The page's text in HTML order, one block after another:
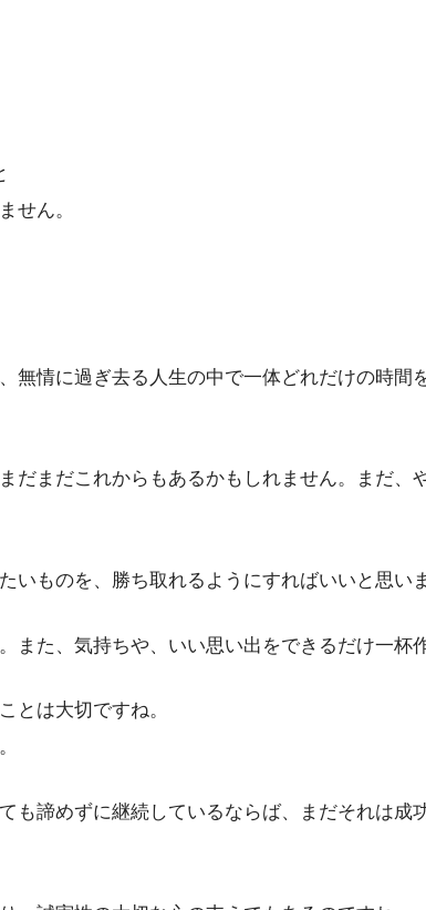
せん。
情に過ぎ去る人生の中で一体どれだけの時間
まだこれからもあるかもしれません。まだ、
ものを、勝ち取れるようにすればいいと思いま
た、気持ちや、いい思い出をできるだけ一杯
とは大切ですね。
諦めずに継続しているならば、まだそれは成